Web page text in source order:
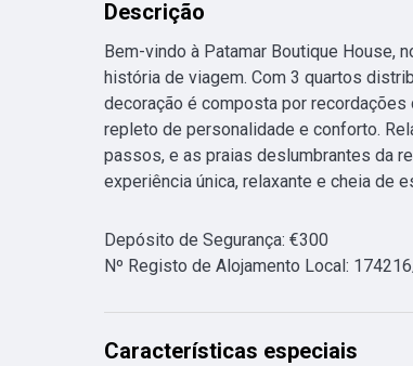
Descrição
Bem-vindo à Patamar Boutique House,
história de viagem. Com 3 quartos
decoração é composta por
repleto de personalidade e conforto.
passos, e as praias deslumbrantes da
experiência única, relaxante e cheia de
Depósito de Segurança: €300
Nº Registo de Alojamento Local :
Características especiais